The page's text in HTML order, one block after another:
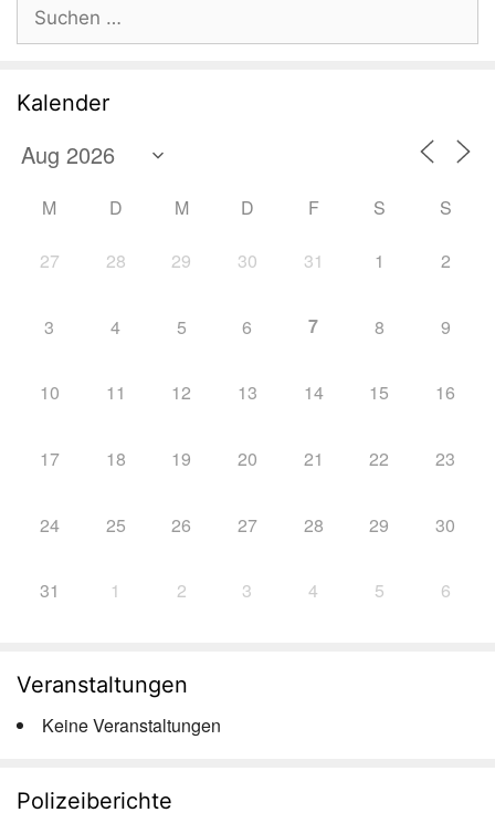
Suchen
nach:
Kalender
M D M D F S S
27 28 29 30 31 1 2
3 4 5 6 7 8 9
10 11 12 13 14 15 16
17 18 19 20 21 22 23
24 25 26 27 28 29 30
31 1 2 3 4 5 6
Veranstaltungen
Keine Veranstaltungen
Polizeiberichte